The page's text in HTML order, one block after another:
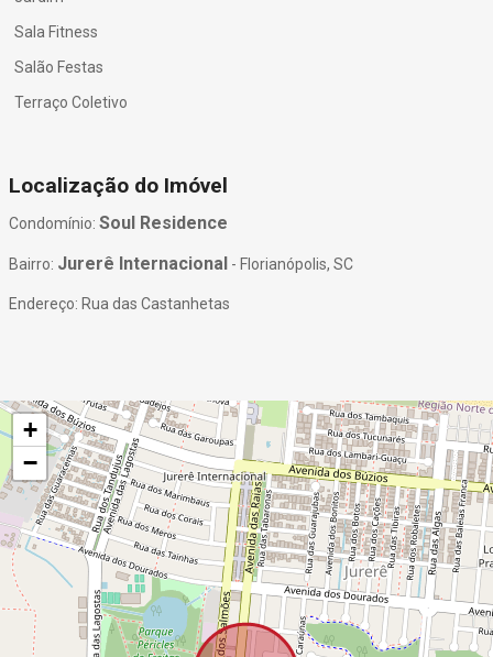
Sala Fitness
Salão Festas
Terraço Coletivo
Localização do Imóvel
Condomínio: Soul Residence
Bairro: Jurerê Internacional - Florianópolis, SC
Endereço: Rua das Castanhetas
+
−